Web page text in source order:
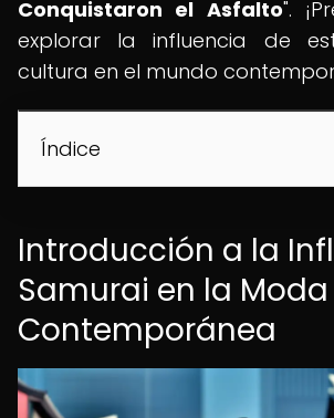
Conquistaron el Asfalto".
explorar la influencia de
cultura en el mundo
Índice
Introducción a la
Samurai en la Moda
Contemporánea